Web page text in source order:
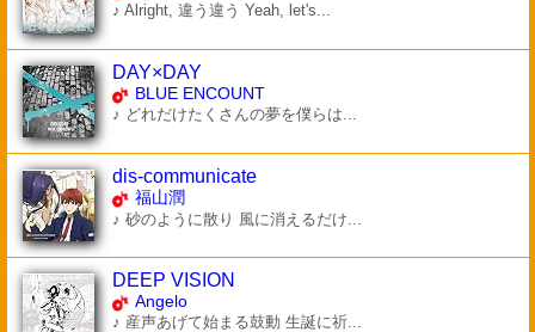
♪ Alright, 違う違う Yeah, let's...
DAY×DAY
BLUE ENCOUNT
♪ どれだけたくさんの夢を僕らは...
dis-communicate
福山潤
♪ 砂のように散り 風に消えるだけ...
DEEP VISION
Angelo
♪ 産声あげて始まる鼓動 生誕に祈...